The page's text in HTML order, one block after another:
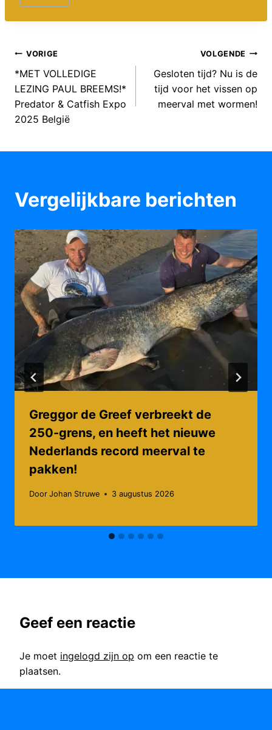
Bericht
navigatie
VORIGE
*MET VOLLEDIGE
LEZING PAUL BREEMS!*
Predator & Catfish Expo
2025 België
VOLGENDE
Gesloten tijd? Nu is de
tijd voor het vissen op
meerval met wormen!
Vergelijkbare berichten
Greggor de Greef verbreekt de
250-grens, en heeft het nieuwe
Nederlands record meerval te
pakken!
Door Johan Struwe 3 augustus 2026
Geef een reactie
Je moet ingelogd zijn op om een reactie te
plaatsen.